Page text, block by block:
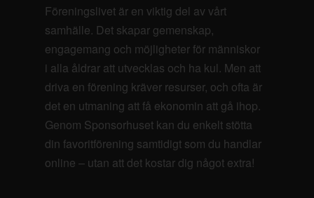
Föreningslivet är en viktig del av vårt
samhälle. Det skapar gemenskap,
engagemang och möjligheter för människor
i alla åldrar att utvecklas och ha kul. Men att
driva en förening kräver resurser, och ofta är
det en utmaning att få ekonomin att gå ihop.
Genom Sponsorhuset kan du enkelt stötta
din favoritförening samtidigt som du handlar
online – utan att det kostar dig något extra!